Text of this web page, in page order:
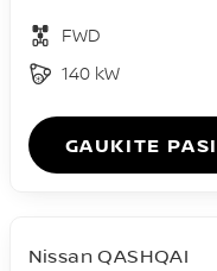
FWD
140 kW
GAUKITE
Nissan QASHQAI